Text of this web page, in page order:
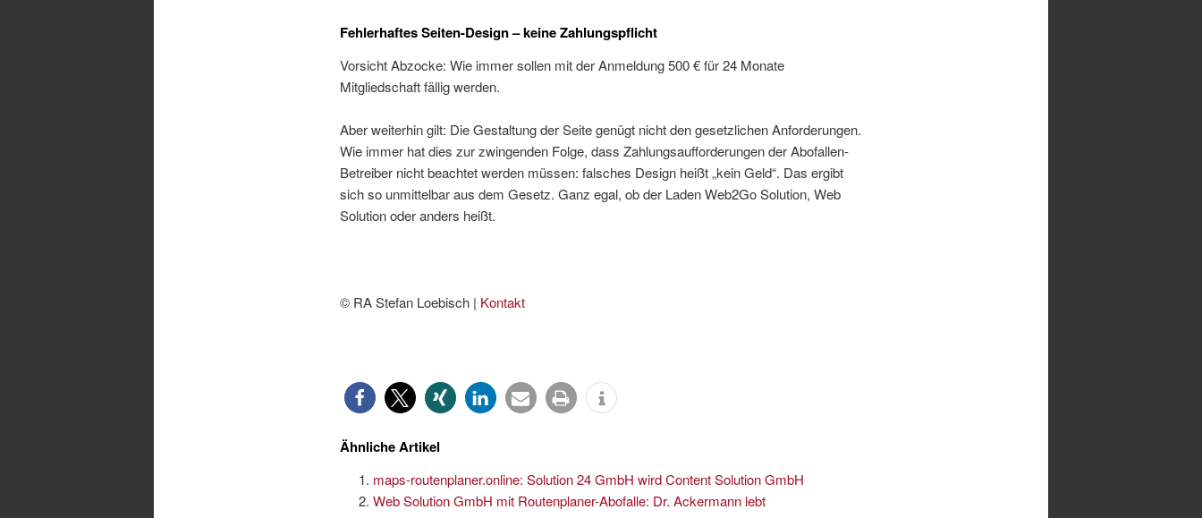
Fehlerhaftes Seiten-Design – keine Zahlungspflicht
Vorsicht Abzocke: Wie immer sollen mit der Anmeldung 500 € für 24 Monate
Mitgliedschaft fällig werden.
Aber weiterhin gilt: Die Gestaltung der Seite genügt nicht den gesetzlichen Anforderungen.
Wie immer hat dies zur zwingenden Folge, dass Zahlungsaufforderungen der Abofallen-
Betreiber nicht beachtet werden müssen: falsches Design heißt „kein Geld“. Das ergibt
sich so unmittelbar aus dem Gesetz. Ganz egal, ob der Laden Web2Go Solution, Web
Solution oder anders heißt.
© RA Stefan Loebisch | Kontakt
Ähnliche Artikel
maps-routenplaner.online: Solution 24 GmbH wird Content Solution GmbH
Web Solution GmbH mit Routenplaner-Abofalle: Dr. Ackermann lebt